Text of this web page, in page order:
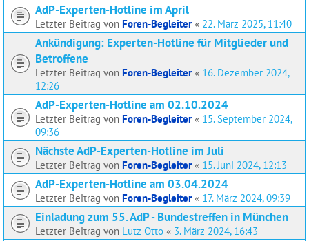
AdP-Experten-Hotline im April
Letzter Beitrag von Foren-Begleiter« 22. März 2025, 11:40
Ankündigung: Experten-Hotline für Mitglieder und
Betroffene
Letzter Beitrag von Foren-Begleiter« 16. Dezember 2024,
12:26
AdP-Experten-Hotline am 02.10.2024
Letzter Beitrag von Foren-Begleiter« 15. September 2024,
09:36
Nächste AdP-Experten-Hotline im Juli
Letzter Beitrag von Foren-Begleiter« 15. Juni 2024, 12:13
AdP-Experten-Hotline am 03.04.2024
Letzter Beitrag von Foren-Begleiter« 17. März 2024, 09:39
Einladung zum 55. AdP - Bundestreffen in München
Letzter Beitrag von Lutz Otto « 3. März 2024, 16:43